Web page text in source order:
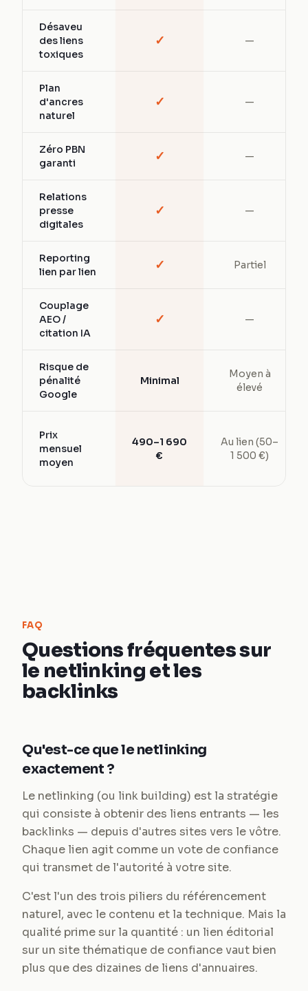
Désaveu
des liens
toxiques
✓ —
Plan
d'ancres
naturel
✓ —
Zéro PBN
garanti
✓ —
Relations
presse
digitales
✓ —
Reporting
lien par lien
✓ Partiel
Couplage
AEO /
citation IA
✓ —
Risque de
pénalité
Google
Minimal
Moyen à
élevé
Prix
mensuel
moyen
490–1 690
€
Au lien (50–
1 500 €)
FAQ
Questions fréquentes sur
le netlinking et les
backlinks
Qu'est-ce que le netlinking
exactement ?
Le netlinking (ou link building) est la stratégie
qui consiste à obtenir des liens entrants — les
backlinks — depuis d'autres sites vers le vôtre.
Chaque lien agit comme un vote de confiance
qui transmet de l'autorité à votre site.
C'est l'un des trois piliers du référencement
naturel, avec le contenu et la technique. Mais la
qualité prime sur la quantité : un lien éditorial
sur un site thématique de confiance vaut bien
plus que des dizaines de liens d'annuaires.